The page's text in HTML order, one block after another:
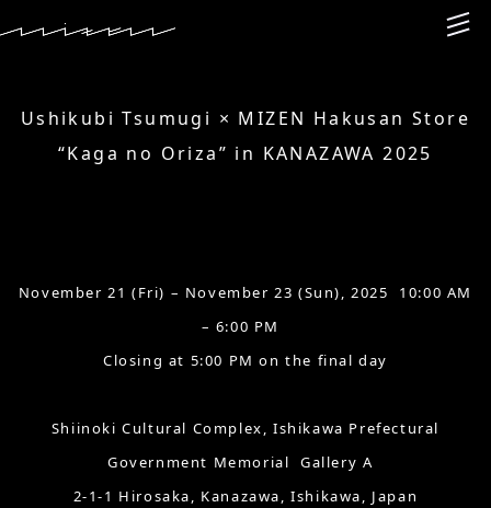
Ushikubi Tsumugi × MIZEN Hakusan Store
“Kaga no Oriza” in KANAZAWA 2025
November 21 (Fri) – November 23 (Sun), 2025 10:00 AM
– 6:00 PM
Closing at 5:00 PM on the final day
Shiinoki Cultural Complex, Ishikawa Prefectural
Government Memorial Gallery A
2-1-1 Hirosaka, Kanazawa, Ishikawa, Japan